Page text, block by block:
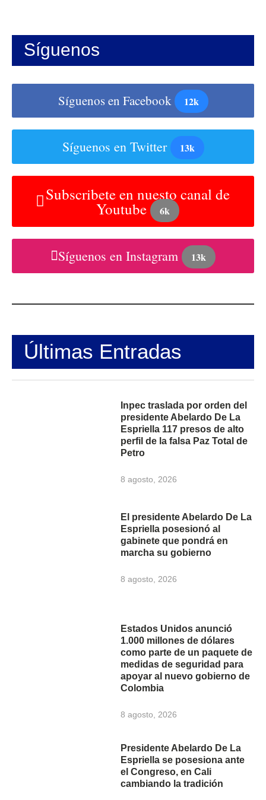
Síguenos
Síguenos en Facebook 12k
Síguenos en Twitter 13k
Subscribete en nuesto canal de
Youtube 6k
Síguenos en Instagram 13k
Últimas Entradas
Inpec traslada por orden del
presidente Abelardo De La
Espriella 117 presos de alto
perfil de la falsa Paz Total de
Petro
8 agosto, 2026
El presidente Abelardo De La
Espriella posesionó al
gabinete que pondrá en
marcha su gobierno
8 agosto, 2026
Estados Unidos anunció
1.000 millones de dólares
como parte de un paquete de
medidas de seguridad para
apoyar al nuevo gobierno de
Colombia
8 agosto, 2026
Presidente Abelardo De La
Espriella se posesiona ante
el Congreso, en Cali
cambiando la tradición